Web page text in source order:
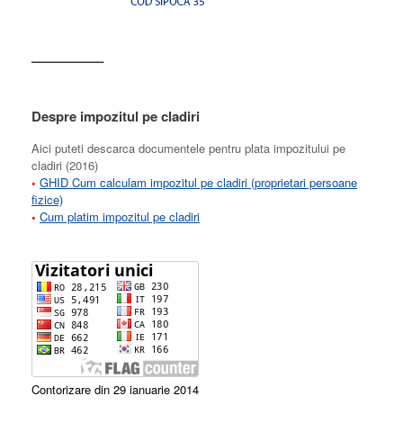
––––––––––
Despre impozitul pe cladiri
Aici puteti descarca documentele pentru plata impozitului pe
cladiri (2016)
• GHID Cum calculam impozitul pe cladiri (proprietari persoane
fizice)
• Cum platim impozitul pe cladiri
Contorizare din 29 ianuarie 2014